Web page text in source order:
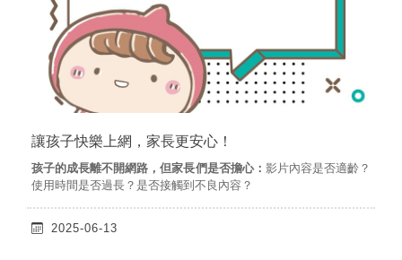
讓孩子快樂上網，家長更安心！
孩子的成長離不開網路，但家長們是否擔心： 影片內容是否適齡？
使用時間是否過長？是否接觸到不良內容？
2025-06-13